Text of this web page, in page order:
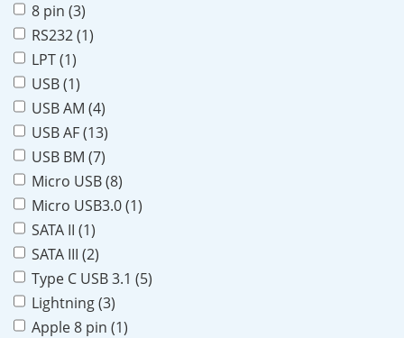
8 pin (3)
RS232 (1)
LPT (1)
USB (1)
USB AM (4)
USB AF (13)
USB BM (7)
Micro USB (8)
Micro USB3.0 (1)
SATA II (1)
SATA III (2)
Type C USB 3.1 (5)
Lightning (3)
Apple 8 pin (1)